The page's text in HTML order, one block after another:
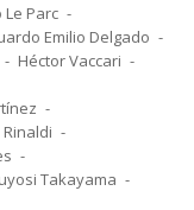
Le Parc
Emilio Delgado
Héctor Vaccari
Rinaldi
Takayama